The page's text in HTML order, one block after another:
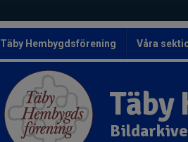
Täby Hembygdsförening Våra
Täby